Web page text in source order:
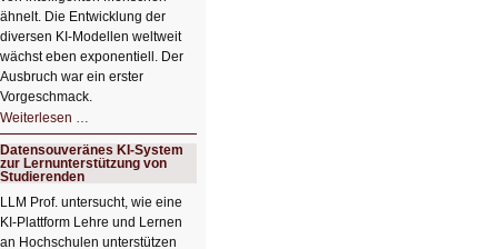
ähnelt. Die Entwicklung der
diversen KI-Modellen weltweit
wächst eben exponentiell. Der
Ausbruch war ein erster
Vorgeschmack.
Weiterlesen …
Der
Ausbruch
der
KI
Datensouveränes KI-System
zur Lernunterstützung von
Studierenden
LLM Prof. untersucht, wie eine
KI‑Plattform Lehre und Lernen
an Hochschulen unterstützen